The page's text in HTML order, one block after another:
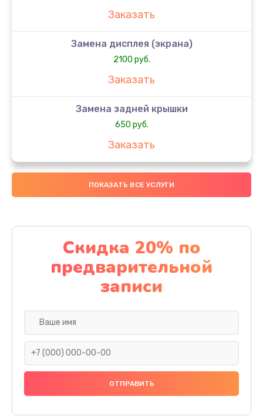
Заказать
Замена дисплея (экрана)
2100 руб.
Заказать
Замена задней крышки
650 руб.
Заказать
Замена аккумулятора
4000 руб.
Замена материнской платы
1100 руб.
Заказать
Замена праймера
1000 руб.
ПОКАЗАТЬ ВСЕ УСЛУГИ
Скидка 20% по
предварительной
записи